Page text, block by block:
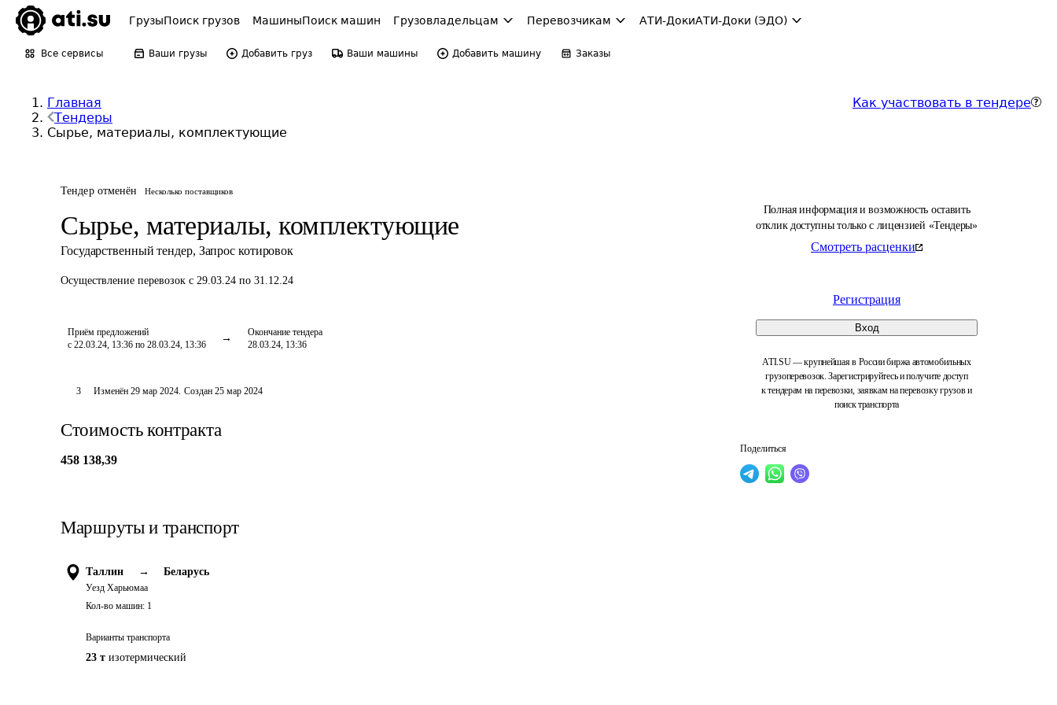
ГрузыПоиск грузов МашиныПоиск машин Грузовладельцам Перевозчикам АТИ-ДокиАТИ-Доки (ЭДО)
Все сервисы Ваши грузы Добавить груз Ваши машины Добавить машину Заказы
Главная
Тендеры
Сырье, материалы, комплектующие
Как участвовать в тендере
Тендер отменён Несколько поставщиков
Сырье, материалы, комплектующие
Государственный тендер, Запрос котировок
Осуществление перевозок с 29.03.24 по 31.12.24
Приём предложений
с 22.03.24, 13:36 по 28.03.24, 13:36
Окончание тендера
28.03.24, 13:36
Полная информация и возможность оставить
отклик доступны только с лицензией «Тендеры»
Смотреть расценки
Регистрация
Вход
ATI.SU — крупнейшая в России биржа автомобильных
грузоперевозок. Зарегистрируйтесь и получите доступ
к тендерам на перевозки, заявкам на перевозку грузов и
поиск транспорта
Поделиться
3 Изменён 29 мар 2024. Создан 25 мар 2024
Стоимость контракта
458 138,39
Маршруты и транспорт
Таллин →
Уезд Харьюмаа
Беларусь
Кол-во машин: 1
Варианты транспорта
23 т изотермический